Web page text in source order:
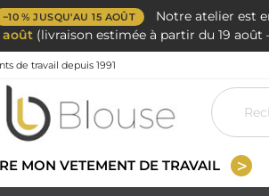
−10 % JUSQU'AU 15 AOÛT
Notre atelier est
août (livraison estimée à partir du 19
de travail depuis 1991
MON VETEMENT DE TRAVAIL